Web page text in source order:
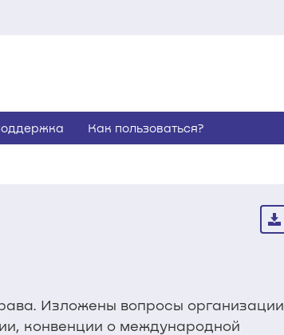
Как пользоваться?
Изложены вопросы организации
конвенции о международной